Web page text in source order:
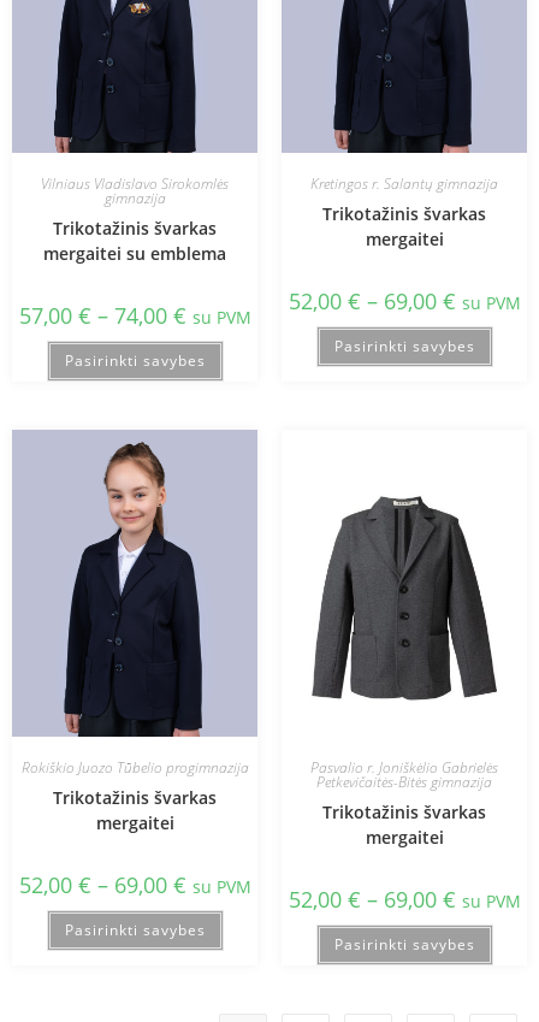
Vilniaus Vladislavo Sirokomlės
gimnazija
Trikotažinis švarkas
mergaitei su emblema
57,00 € – 74,00 € su PVM
Pasirinkti savybes
Kretingos r. Salantų gimnazija
Trikotažinis švarkas
mergaitei
52,00 € – 69,00 € su PVM
Pasirinkti savybes
Rokiškio Juozo Tūbelio progimnazija
Trikotažinis švarkas
mergaitei
52,00 € – 69,00 € su PVM
Pasirinkti savybes
Pasvalio r. Joniškėlio Gabrielės
Petkevičaitės-Bitės gimnazija
Trikotažinis švarkas
mergaitei
52,00 € – 69,00 € su PVM
Pasirinkti savybes